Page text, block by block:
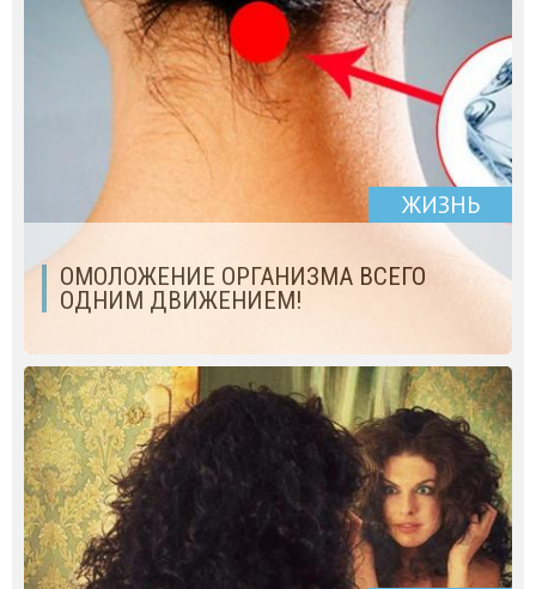
ЖИЗНЬ
ОМОЛОЖЕНИЕ ОРГАНИЗМА ВСЕГО
ОДНИМ ДВИЖЕНИЕМ!